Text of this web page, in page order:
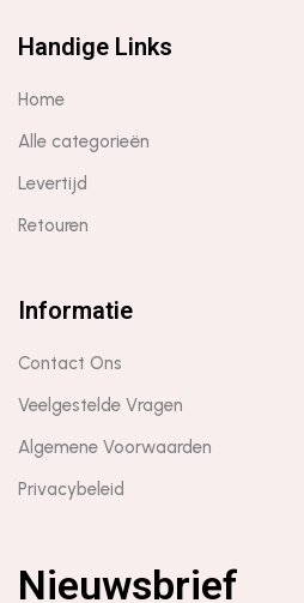
Handige Links
Home
Alle categorieën
Levertijd
Retouren
Informatie
Contact Ons
Veelgestelde Vragen
Algemene Voorwaarden
Privacybeleid
Nieuwsbrief